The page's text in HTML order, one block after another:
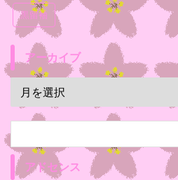
黒留袖
アーカイブ
アドセンス